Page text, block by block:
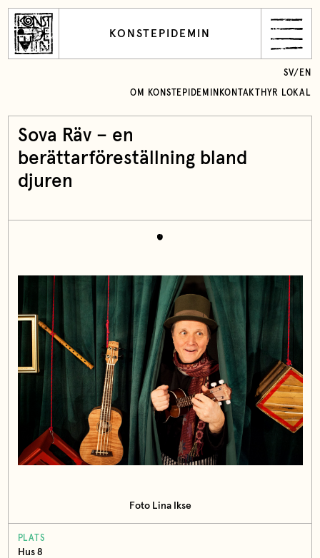
KONSTEPIDEMIN
OM KONSTEPIDEMIN KONTAKT HYR LOKAL
SV/ EN
Sova Räv – en
berättarföreställning bland
djuren
Foto Lina Ikse
PLATS
Hus 8